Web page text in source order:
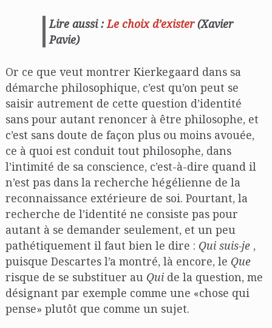
Lire aussi :Le choix d’exister(Xavier
Pavie)
Or ce que veut montrer Kierkegaard dans sa
démarche philosophique, c’est qu’on peut se
saisir autrement de cette question d’identité
sans pour autant renoncer à être philosophe, et
c’est sans doute de façon plus ou moins avouée,
ce à quoi est conduit tout philosophe, dans
l’intimité de sa conscience, c’est-à-dire quand il
n’est pas dans la recherche hégélienne de la
reconnaissance extérieure de soi. Pourtant, la
recherche de l’identité ne consiste pas pour
autant à se demander seulement, et un peu
pathétiquement il faut bien le dire : Qui suis-je ,
puisque Descartes l’a montré, là encore, le Que
risque de se substituer au Quide la question, me
désignant par exemple comme une «chose qui
pense» plutôt que comme un sujet.